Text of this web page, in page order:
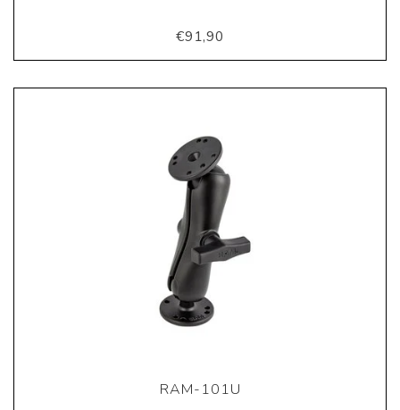
€91,90
RAM-101U